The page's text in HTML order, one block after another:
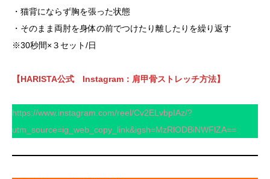
・猫背にならず胸を張った状態
・そのまま両肘を身体の前でつけたり離したりを繰り返す
※30秒間×３セット/日
【HARISTA公式 Instagram：肩甲骨ストレッチ方法】
https://www.instagram.com/reel/Cv2ELvbpIAz/?
utm_source=ig_web_copy_link&igsh=MzRlODBiNWFlZA==